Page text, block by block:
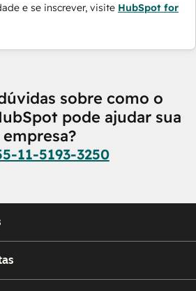
e se inscrever, visite HubSpot for
sobre como o
pode ajudar sua
empresa?
11-5193-3250